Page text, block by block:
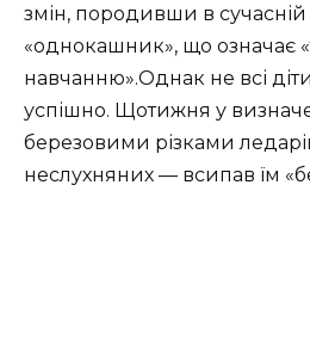
змін, породивши в сучасній
«однокашник», що означає
навчанню».Однак не всі
успішно. Щотижня у
березовими різками
неслухняних — всипав їм